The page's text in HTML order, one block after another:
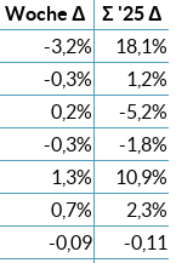
Woche Δ
Σ '25 Δ
-3,2%
18,1%
-0,3%
1,2%
0,2%
-5,2%
-0,3%
-1,8%
1,3%
10,9%
0,7%
2,3%
-0,09
-0,11